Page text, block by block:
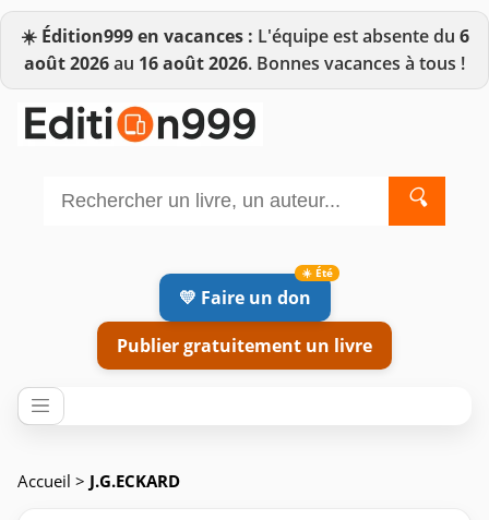
☀️ Édition999 en vacances : L'équipe est absente du 6
août 2026au 16 août 2026. Bonnes vacances à tous !
🔍
💛 Faire un don
Publier gratuitement un livre
Accueil > J.G.ECKARD